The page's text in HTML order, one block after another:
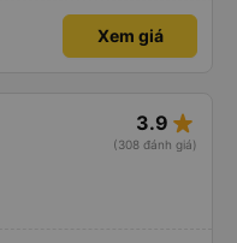
Xem giá
3.9 star_rate
(308 đánh giá)